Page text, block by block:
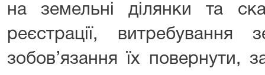
на земельні ділянки та
реєстрації, витребування
зобов’язання їх повернути,